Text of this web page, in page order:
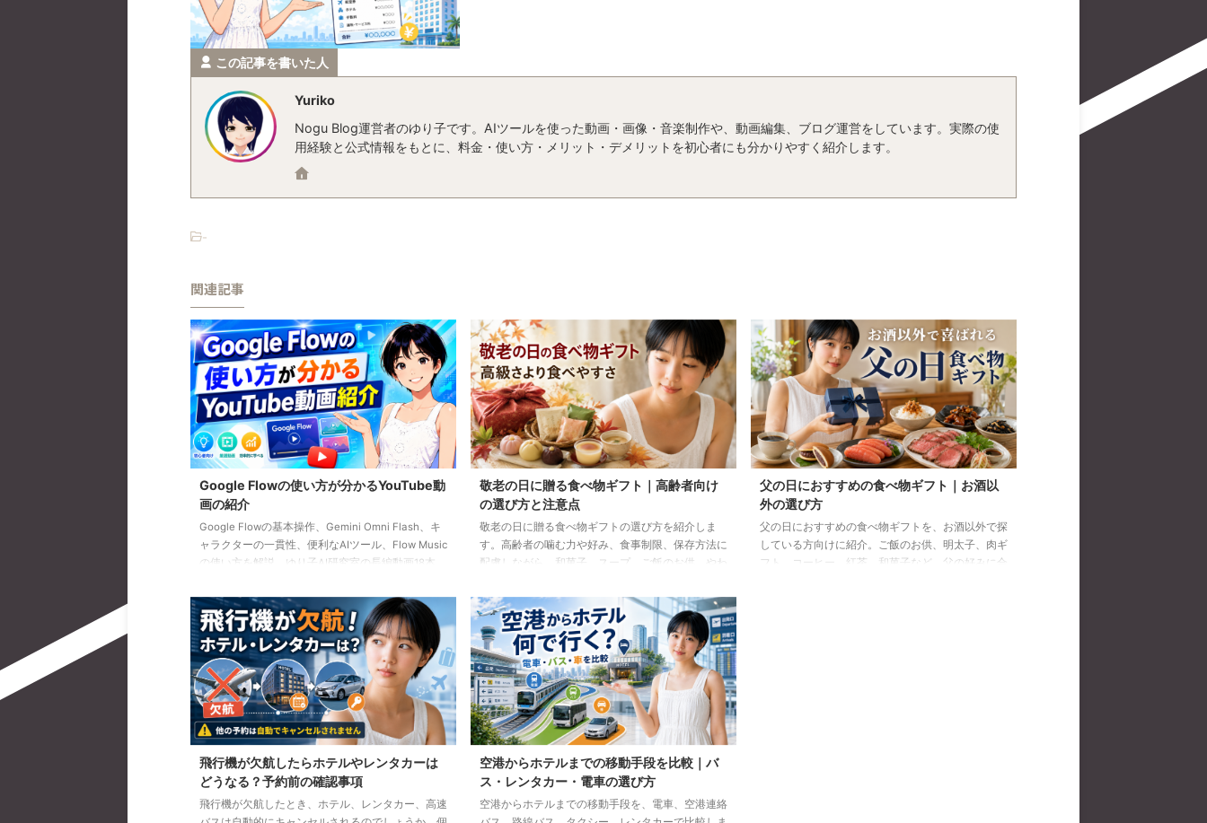
この記事を書いた人
Yuriko
Nogu Blog運営者のゆり子です。AIツールを使った動画・画像・音楽制作や、動画編集、ブログ運営をしています。実際の使
用経験と公式情報をもとに、料金・使い方・メリット・デメリットを初心者にも分かりやすく紹介します。
-
関連記事
Google Flowの使い方が分かるYouTube動
画の紹介
Google Flowの基本操作、Gemini Omni Flash、キ
ャラクターの一貫性、便利なAIツール、Flow Music
の使い方を解説。ゆり子AI研究室の長編動画18本
敬老の日に贈る食べ物ギフト｜高齢者向け
の選び方と注意点
敬老の日に贈る食べ物ギフトの選び方を紹介しま
す。高齢者の噛む力や好み、食事制限、保存方法に
配慮しながら、和菓子、スープ、ご飯のお供、やわ
父の日におすすめの食べ物ギフト｜お酒以
外の選び方
父の日におすすめの食べ物ギフトを、お酒以外で探
している方向けに紹介。ご飯のお供、明太子、肉ギ
フト、コーヒー、紅茶、和菓子など、父の好みに合
飛行機が欠航したらホテルやレンタカーは
どうなる？予約前の確認事項
飛行機が欠航したとき、ホテル、レンタカー、高速
空港からホテルまでの移動手段を比較｜バ
ス・レンタカー・電車の選び方
空港からホテルまでの移動手段を、電車、空港連絡